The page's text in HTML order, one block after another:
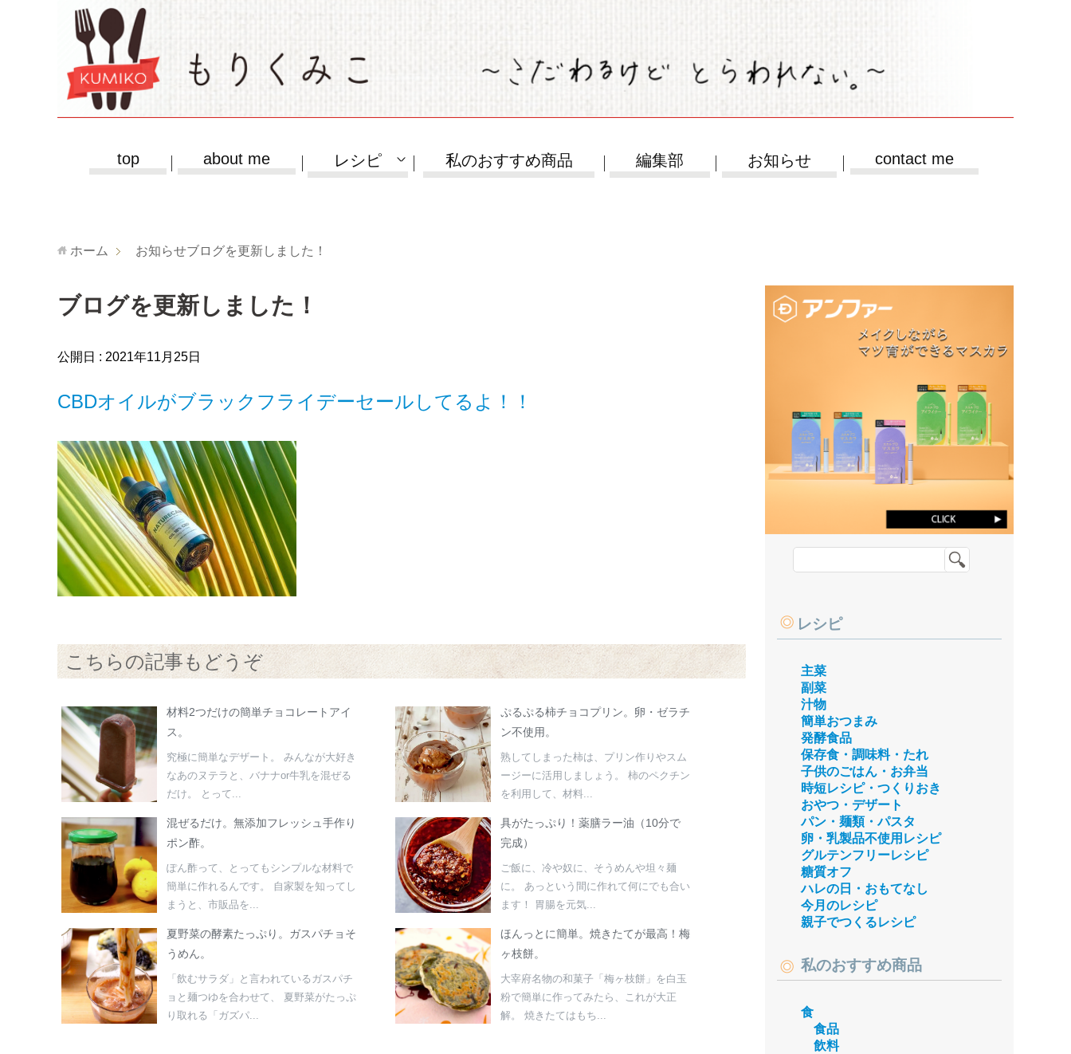
top about me レシピ 私のおすすめ商品 編集部 お知らせ contact me
ホーム お知らせブログを更新しました！
ブログを更新しました！
公開日 : 2021年11月25日
CBDオイルがブラックフライデーセールしてるよ！！
こちらの記事もどうぞ
材料2つだけの簡単チョコレートアイ
ス。
究極に簡単なデザート。 みんなが大好き
なあのヌテラと、バナナor牛乳を混ぜる
だけ。 とって...
ぷるぷる柿チョコプリン。卵・ゼラチ
ン不使用。
熟してしまった柿は、プリン作りやスム
ージーに活用しましょう。 柿のペクチン
を利用して、材料...
混ぜるだけ。無添加フレッシュ手作り
ポン酢。
ぽん酢って、とってもシンプルな材料で
簡単に作れるんです。 自家製を知ってし
まうと、市販品を...
具がたっぷり！薬膳ラー油（10分で
完成）
ご飯に、冷や奴に、そうめんや坦々麺
に。 あっという間に作れて何にでも合い
ます！ 胃腸を元気...
夏野菜の酵素たっぷり。ガスパチョそ
うめん。
「飲むサラダ」と言われているガスパチ
ョと麺つゆを合わせて、 夏野菜がたっぷ
り取れる「ガズパ...
ほんっとに簡単。焼きたてが最高！梅
ヶ枝餅。
大宰府名物の和菓子「梅ヶ枝餅」を白玉
粉で簡単に作ってみたら、これが大正
解。 焼きたてはもち...
レシピ
主菜
副菜
汁物
簡単おつまみ
発酵食品
保存食・調味料・たれ
子供のごはん・お弁当
時短レシピ・つくりおき
おやつ・デザート
パン・麺類・パスタ
卵・乳製品不使用レシピ
グルテンフリーレシピ
糖質オフ
ハレの日・おもてなし
今月のレシピ
親子でつくるレシピ
私のおすすめ商品
食
食品
飲料